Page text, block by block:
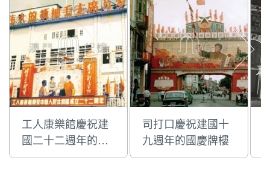
工人康樂館慶祝建
國二十二週年的國
慶門樓彩牌
司打口慶祝建國十
九週年的國慶牌樓